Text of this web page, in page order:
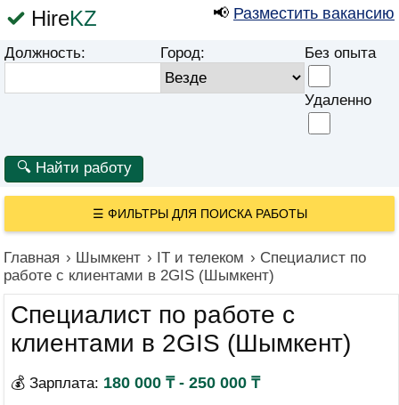
HireKZ 📢 Разместить вакансию
Должность: Город: Без опыта
Удаленно
☰ ФИЛЬТРЫ ДЛЯ ПОИСКА РАБОТЫ
Главная › Шымкент › IT и телеком › Специалист по
работе с клиентами в 2GIS (Шымкент)
Специалист по работе с
клиентами в 2GIS (Шымкент)
💰 Зарплата: 180 000 ₸ - 250 000 ₸